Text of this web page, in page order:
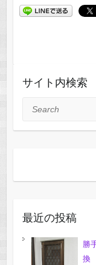
サイト内検索
Search
最近の投稿
勝
換